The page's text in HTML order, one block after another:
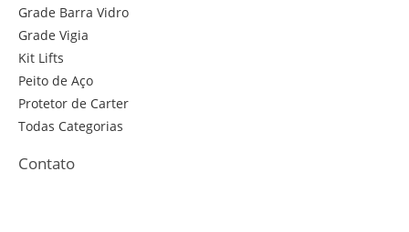
Grade Barra Vidro
Grade Vigia
Kit Lifts
Peito de Aço
Protetor de Carter
Todas Categorias
Contato